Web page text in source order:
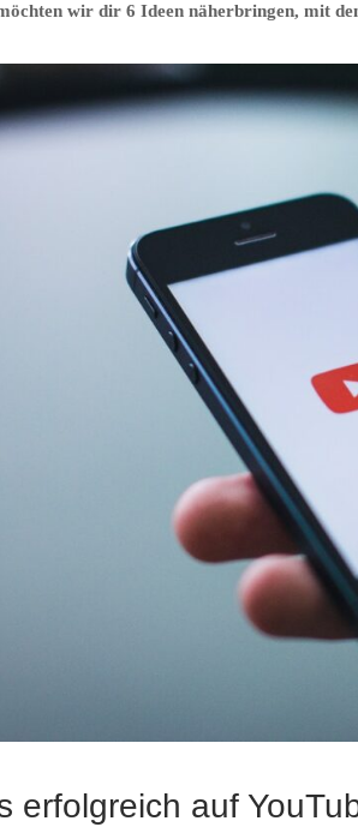
wir dir 6 Ideen näherbringen, mit
erfolgreich auf